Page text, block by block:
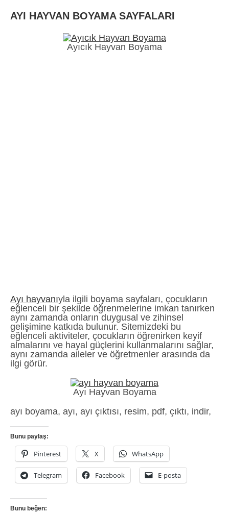
AYI HAYVAN BOYAMA SAYFALARI
Ayıcık Hayvan Boyama
Ayı hayvanıyla ilgili boyama sayfaları, çocukların
eğlenceli bir şekilde öğrenmelerine imkan tanırken
aynı zamanda onların duygusal ve zihinsel
gelişimine katkıda bulunur. Sitemizdeki bu
eğlenceli aktiviteler, çocukların öğrenirken keyif
almalarını ve hayal güçlerini kullanmalarını sağlar,
aynı zamanda aileler ve öğretmenler arasında da
ilgi görür.
Ayı Hayvan Boyama
ayı boyama, ayı, ayı çıktısı, resim, pdf, çıktı, indir,
Bunu paylaş:
Pinterest X WhatsApp
Telegram Facebook E-posta
Bunu beğen: